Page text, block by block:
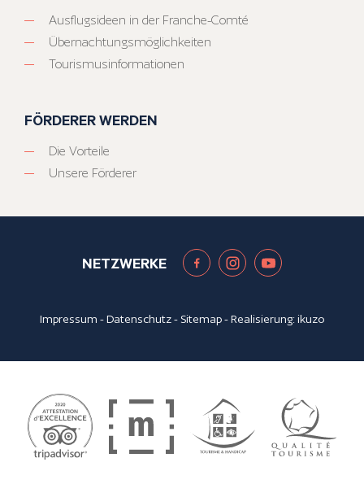
Ausflugsideen in der Franche-Comté
Übernachtungsmöglichkeiten
Tourismusinformationen
FÖRDERER WERDEN
Die Vorteile
Unsere Förderer
NETZWERKE
Impressum -Datenschutz- Sitemap- Realisierung:ikuzo